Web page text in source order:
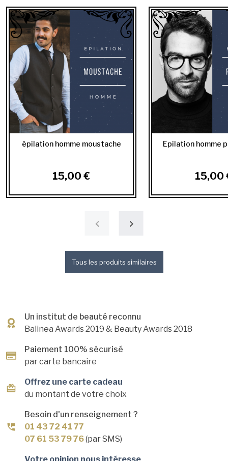
épilation homme moustache
15,00 €
Epilation homme
15,00
Tous les produits similaires
Un institut de beauté reconnu
Balinea Awards 2019 & Beauty Awards 2018
Paiement 100% sécurisé
par carte bancaire
Offrez une carte cadeau
du montant de votre choix
Besoin d'un renseignement ?
01 43 72 41 77
07 61 53 79 76(par SMS)